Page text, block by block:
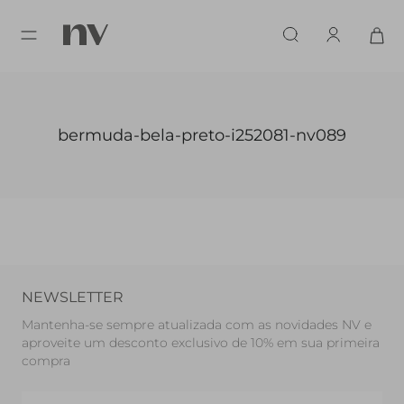
bermuda-bela-preto-i252081-nv089
NEWSLETTER
Mantenha-se sempre atualizada com as novidades NV e
aproveite um desconto exclusivo de 10% em sua primeira
compra